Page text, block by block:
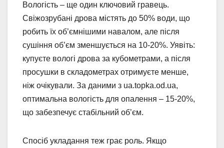
Вологість – ще один ключовий гравець.
Свіжозрубані дрова містять до 50% води, що
робить їх об’ємнішими навалом, але після
сушіння об’єм зменшується на 10-20%. Уявіть:
купуєте вологі дрова за кубометрами, а після
просушки в складометрах отримуєте менше,
ніж очікували. За даними з ua.topka.od.ua,
оптимальна вологість для опалення – 15-20%,
що забезпечує стабільний об’єм.
Спосіб укладання теж грає роль. Якщо